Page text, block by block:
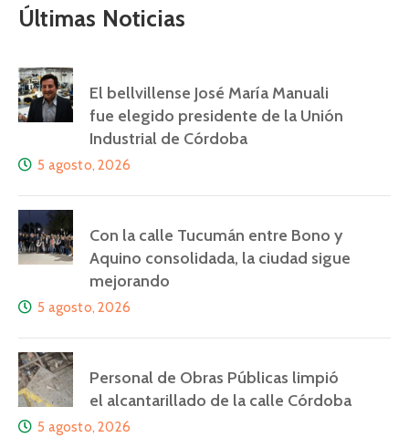
Últimas Noticias
El bellvillense José María Manuali
fue elegido presidente de la Unión
Industrial de Córdoba
5 agosto, 2026
Con la calle Tucumán entre Bono y
Aquino consolidada, la ciudad sigue
mejorando
5 agosto, 2026
Personal de Obras Públicas limpió
el alcantarillado de la calle Córdoba
5 agosto, 2026